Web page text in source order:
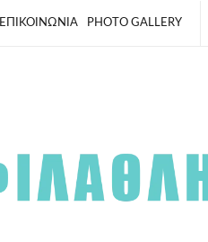
ΕΠΙΚΟΙΝΩΝΙΑ PHOTO GALLERY